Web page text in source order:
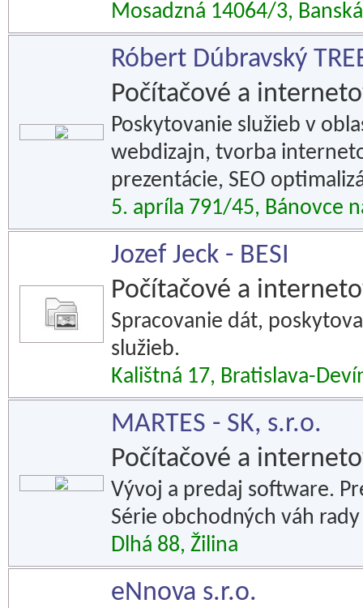
Mosadzná 14064/3,
Róbert Dúbravský
Počítačové a
Poskytovanie služieb v
webdizajn, tvorba
prezentácie, SEO
5. apríla 791/45, Bánovce
Jozef Jeck - BESI
Počítačové a
Spracovanie dát,
služieb.
Kalištná 17, Bratislava-
MARTES - SK, s.r.o.
Počítačové a
Vývoj a predaj software.
Série obchodných váh
Dlhá 88, Žilina
eNnova s.r.o.